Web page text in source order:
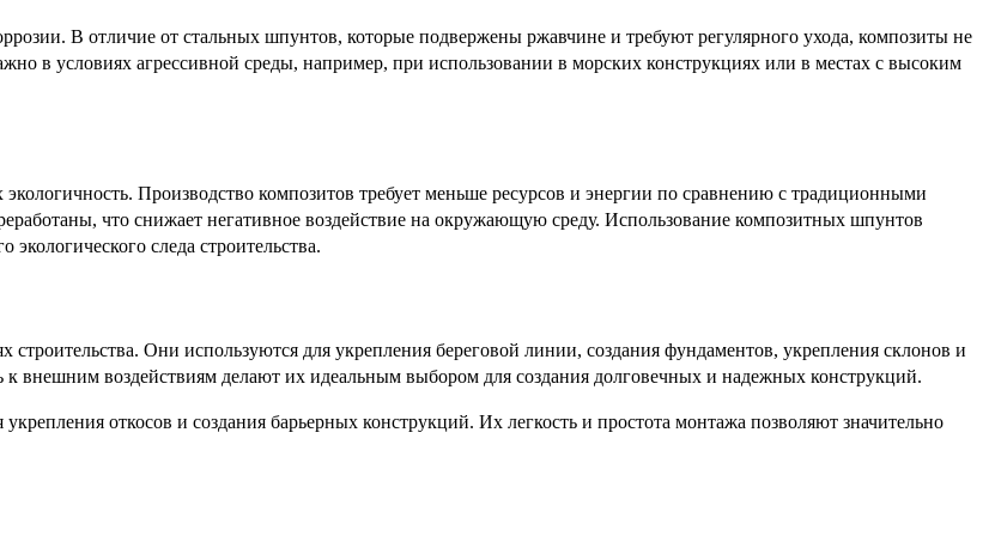
В отличие от стальных шпунтов, которые подвержены ржавчине и требуют регулярного ухода, композиты не
в условиях агрессивной среды, например, при использовании в морских конструкциях или в местах с высоким
Производство композитов требует меньше ресурсов и энергии по сравнению с традиционными
что снижает негативное воздействие на окружающую среду. Использование композитных шпунтов
следа строительства.
Они используются для укрепления береговой линии, создания фундаментов, укрепления склонов и
внешним воздействиям делают их идеальным выбором для создания долговечных и надежных конструкций.
откосов и создания барьерных конструкций. Их легкость и простота монтажа позволяют значительно